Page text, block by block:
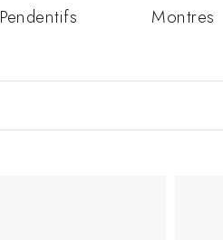
Pendentifs Montres